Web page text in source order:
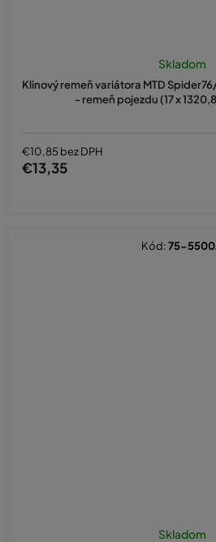
Klinový remeň variátora MTD Spider76/
- remeň pojezdu (17 x
Skladom
€10,85 bez DPH
€13,35
Skladom
Kód:75-